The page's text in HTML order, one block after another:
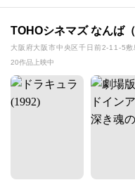
TOHOシネマズ なんば
大阪府大阪市中央区千日前2-11-5
20作品上映中